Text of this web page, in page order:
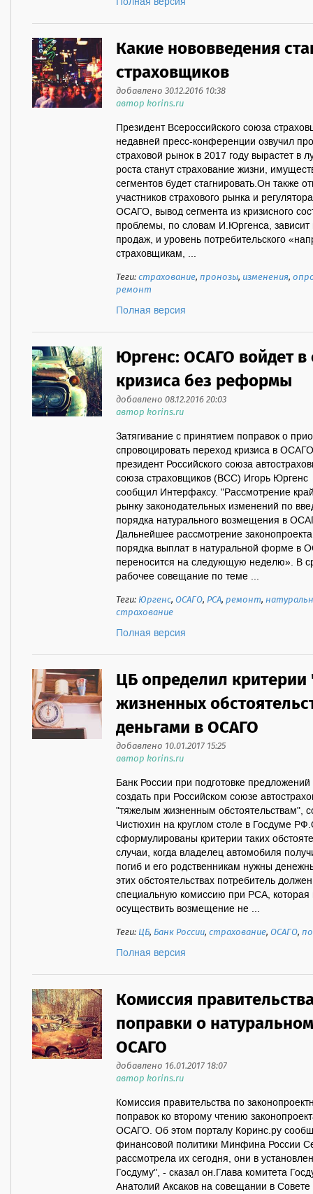
Какие нововведения
страховщиков
добавлено 30.12.2016 10:38
автор korins.ru
Президент Всероссийского союза
недавней пресс-конференции озвучил
страховой рынок в 2017 году вырастет в
роста станут страхование жизни,
сегментов будет стагнировать.Он также
участников страхового рынка и
ОСАГО, вывод сегмента из кризисного
проблемы, по словам И.Юргенса, зависит
продаж, и уровень потребительского
страховщикам, ...
Теги:страхование,пронозы, изменения,
ремонт
Полная версия
Юргенс: ОСАГО войдет
кризиса без реформы
добавлено 08.12.2016 20:03
автор korins.ru
Затягивание с принятием поправок о
спровоцировать переход кризиса в
президент Российского союза
союза страховщиков (ВСС) Игорь Юргенс
сообщил Интерфаксу. "Рассмотрение
рынку законодательных изменений по
порядка натурального возмещения в
Дальнейшее рассмотрение
порядка выплат в натуральной форме в
переносится на следующую неделю». В
рабочее совещание по теме ...
Теги:Юргенс,ОСАГО, РСА,ремонт,
страхование
Полная версия
ЦБ определил
жизненных
деньгами в ОСАГО
добавлено 10.01.2017 15:25
автор korins.ru
Банк России при подготовке
создать при Российском союзе
"тяжелым жизненным обстоятельствам",
Чистюхин на круглом столе в Госдуме
сформулированы критерии таких
случаи, когда владелец автомобиля
погиб и его родственникам нужны
этих обстоятельствах потребитель
специальную комиссию при РСА,
осуществить возмещение не ...
Теги:ЦБ, Банк России,страхование,ОСАГО,
Полная версия
Комиссия
поправки о
ОСАГО
добавлено 16.01.2017 18:07
автор korins.ru
Комиссия правительства по
поправок ко второму чтению
ОСАГО. Об этом порталу Коринс.ру
финансовой политики Минфина России
рассмотрела их сегодня, они в
Госдуму", - сказал он.Глава комитета
Анатолий Аксаков на совещании в